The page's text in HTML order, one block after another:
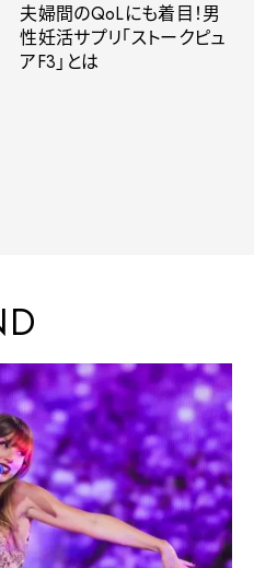
夫婦間のQoLにも着目！男
性妊活サプリ「ストークピュ
アF3」とは